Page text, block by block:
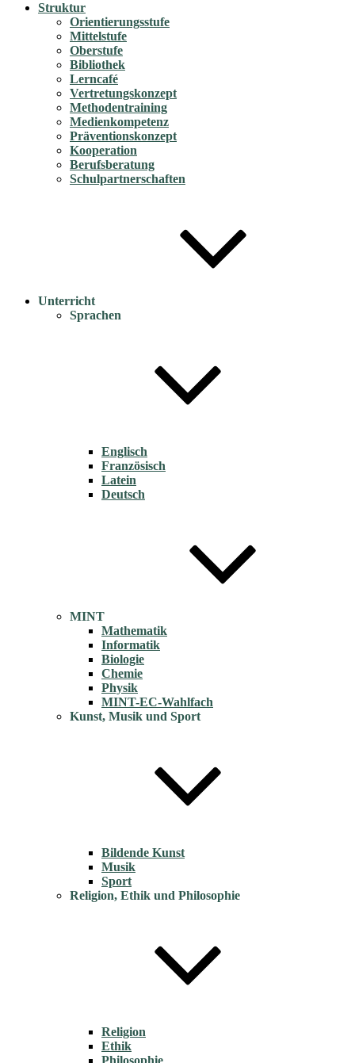
Struktur
Orientierungsstufe
Mittelstufe
Oberstufe
Bibliothek
Lerncafé
Vertretungskonzept
Methodentraining
Medienkompetenz
Präventionskonzept
Kooperation
Berufsberatung
Schulpartnerschaften
Unterricht
Sprachen
Englisch
Französisch
Latein
Deutsch
MINT
Mathematik
Informatik
Biologie
Chemie
Physik
MINT-EC-Wahlfach
Kunst, Musik und Sport
Bildende Kunst
Musik
Sport
Religion, Ethik und Philosophie
Religion
Ethik
Philosophie